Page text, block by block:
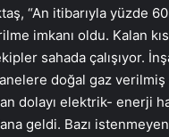
“An itibarıyla yüzde
imkanı oldu. Kalan
sahada çalışıyor.
doğal gaz verilmiş
dolayı elektrik- enerji
geldi. Bazı